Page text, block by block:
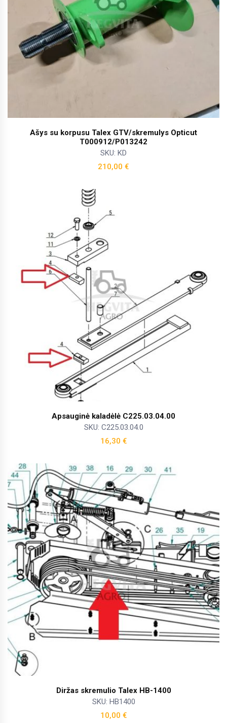
Ašys su korpusu Talex GTV/skremulys Opticut
T000912/P013242
SKU: KD
210,00 €
Apsauginė kaladėlė C225.03.04.00
SKU: C225.03.04.0
16,30 €
Diržas skremulio Talex HB-1400
SKU: HB1400
10,00 €